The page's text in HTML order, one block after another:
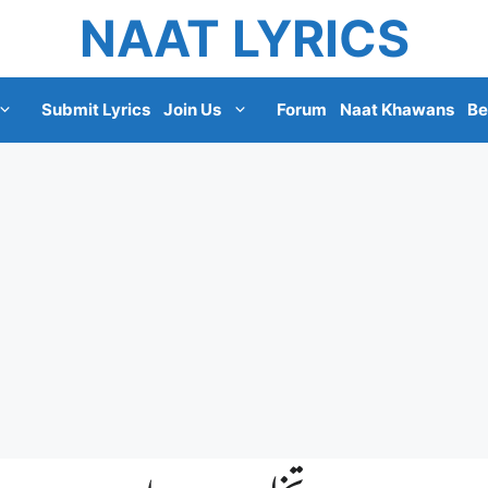
NAAT LYRICS
Submit Lyrics Join Us Forum Naat Khawans